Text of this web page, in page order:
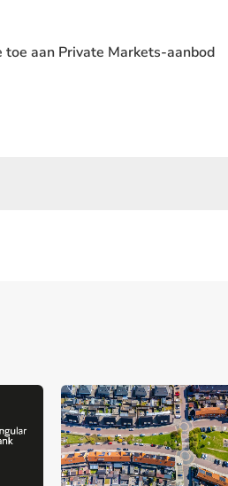
aan Private Markets-aanbod